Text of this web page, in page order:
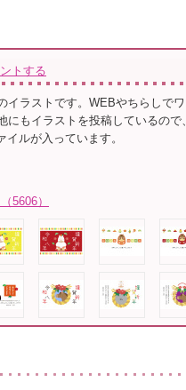
トする
イラストです。WEBやちらしで
にもイラストを投稿しているの
ルが入っています。
5606）